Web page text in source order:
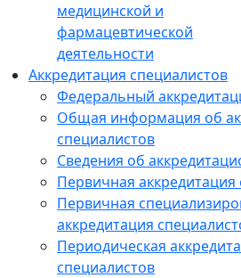
медицинской и
фармацевтической
деятельности
Аккредитация специалистов
Федеральный
Общая информация об
специалистов
Сведения об
Первичная аккредитация
Первичная
аккредитация
Периодическая
специалистов